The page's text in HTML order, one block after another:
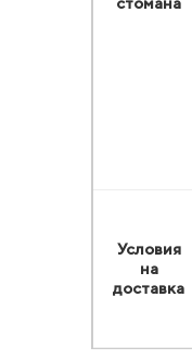
Условия
на
доставка